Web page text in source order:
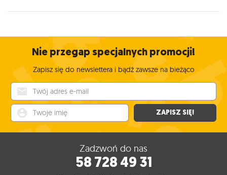
Nie przegap specjalnych promocji!
Zapisz się do newslettera i bądź zawsze na bieżąco
ZAPISZ SIĘ!
Zadzwoń do nas
58 728 49 31